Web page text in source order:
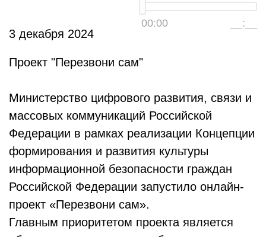
00:00 __:__
3 декабря 2024
Проект "Перезвони сам"
Министерство цифрового развития, связи и
массовых коммуникаций Российской
Федерации в рамках реализации Концепции
формирования и развития культуры
информационной безопасности граждан
Российской Федерации запустило онлайн-
проект «Перезвони сам».
Главным приоритетом проекта является